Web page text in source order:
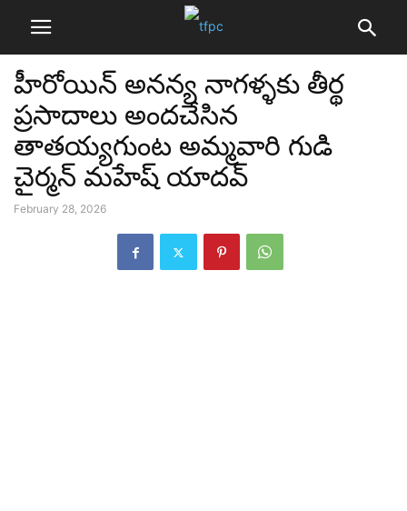
హీరోయిన్ అనన్య నాగళ్ళకు తీర్థ
ప్రసాదాలు అందచేసిన
తాతయ్యగుంట అమ్మవారి గుడి
చైర్మన్ మహేష్ యాదవ్
February 28, 2026